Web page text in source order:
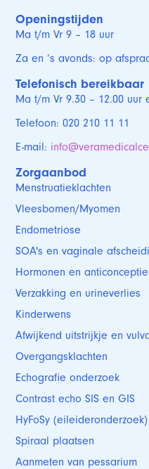
Openingstijden
Ma t/m Vr 9 – 18 uur
Za en ’s avonds: op
Telefonisch bereikbaar
Ma t/m Vr 9.30 – 12.00 uur
Telefoon: 020 210 11 11
E-mail:
Zorgaanbod
Menstruatieklachten
Vleesbomen/Myomen
Endometriose
SOA's en vaginale
Hormonen en anticonceptie
Verzakking en urineverlies
Kinderwens
Afwijkend uitstrijkje en
Overgangsklachten
Echografie onderzoek
Contrast echo SIS en GIS
HyFoSy (eileideronderzoek)
Spiraal plaatsen
Aanmeten van pessarium